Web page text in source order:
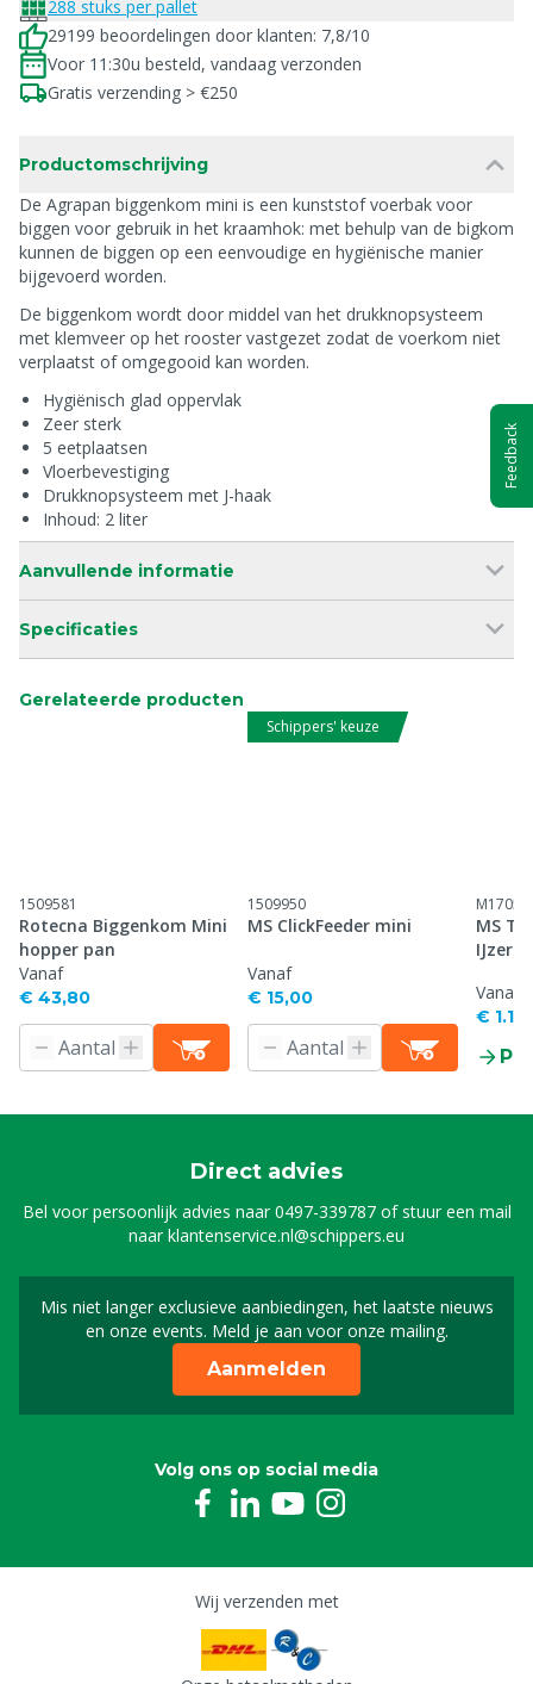
288 stuks per pallet
29199 beoordelingen door klanten: 7,8/10
Voor 11:30u besteld, vandaag verzonden
Gratis verzending > €250
Productomschrijving
De Agrapan biggenkom mini is een kunststof voerbak voor
biggen voor gebruik in het kraamhok: met behulp van de bigkom
kunnen de biggen op een eenvoudige en hygiënische manier
bijgevoerd worden.
De biggenkom wordt door middel van het drukknopsysteem
met klemveer op het rooster vastgezet zodat de voerkom niet
verplaatst of omgegooid kan worden.
Hygiënisch glad oppervlak
Zeer sterk
5 eetplaatsen
Vloerbevestiging
Drukknopsysteem met J-haak
Inhoud: 2 liter
Aanvullende informatie
Specificaties
Gerelateerde producten
1509581
Rotecna Biggenkom Mini
hopper pan
Vanaf
€ 43,80
Schippers' keuze
1509950
MS ClickFeeder mini
Vanaf
€ 15,00
MS
Vanaf
€
Direct advies
Bel voor persoonlijk advies naar0497-339787of stuur een mail
naarklantenservice.nl@schippers.eu
Mis niet langer exclusieve aanbiedingen, het laatste nieuws
en onze events. Meld je aan voor onze mailing.
Schrijf je in voor onze
Aanmelden
Volg ons op social media
Wij verzenden met
Feedback